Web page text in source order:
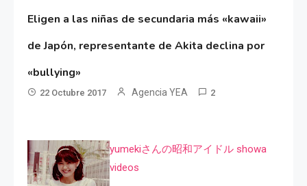
Eligen a las niñas de secundaria más «kawaii»
de Japón, representante de Akita declina por
«bullying»
22 Octubre 2017 Agencia YEA 2
yumekiさんの昭和アイドル showa
videos